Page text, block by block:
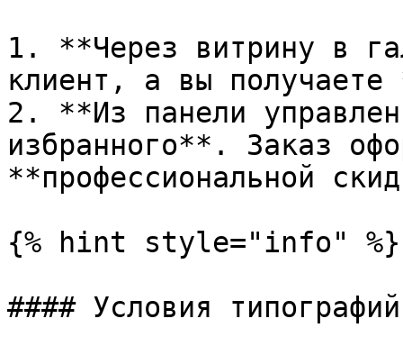
1. **Через витрину в
клиент, а вы получаете
2. **Из панели
избранного**. Заказ
**профессиональной
{% hint style="info" %}
#### Условия типографий